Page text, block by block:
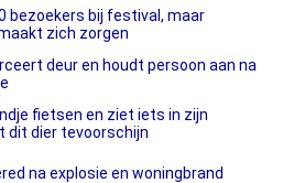
bezoekers bij festival, maar
zich zorgen
deur en houdt persoon aan na
fietsen en ziet iets in zijn
dit dier tevoorschijn
na explosie en woningbrand